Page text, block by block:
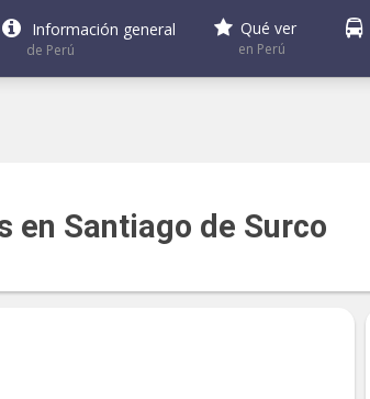
Información general
de Perú
Qué ver
en Perú
en Santiago de Surco